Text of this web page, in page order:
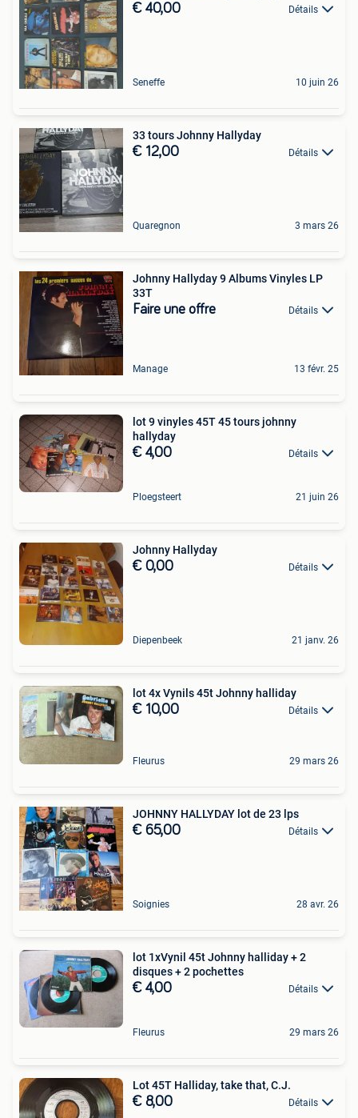
€ 40,00 Détails
Seneffe 10 juin 26
33 tours Johnny Hallyday
€ 12,00 Détails
Quaregnon 3 mars 26
Johnny Hallyday 9 Albums Vinyles LP
33T
Faire une offre Détails
Manage 13 févr. 25
lot 9 vinyles 45T 45 tours johnny
hallyday
€ 4,00 Détails
Ploegsteert 21 juin 26
Johnny Hallyday
€ 0,00 Détails
Diepenbeek 21 janv. 26
lot 4x Vynils 45t Johnny halliday
€ 10,00 Détails
Fleurus 29 mars 26
JOHNNY HALLYDAY lot de 23 lps
€ 65,00 Détails
Soignies 28 avr. 26
lot 1xVynil 45t Johnny halliday + 2
disques + 2 pochettes
€ 4,00 Détails
Fleurus 29 mars 26
Lot 45T Halliday, take that, C.J.
€ 8,00 Détails